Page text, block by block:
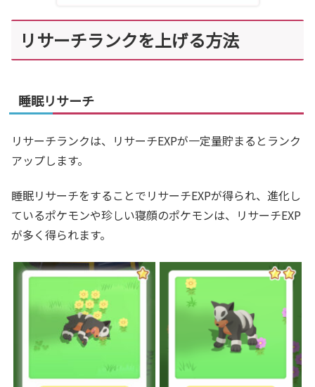
リサーチランクを上げる方法
睡眠リサーチ
リサーチランクは、リサーチEXPが一定量貯まるとランク
アップします。
睡眠リサーチをすることでリサーチEXPが得られ、進化し
ているポケモンや珍しい寝顔のポケモンは、リサーチEXP
が多く得られます。